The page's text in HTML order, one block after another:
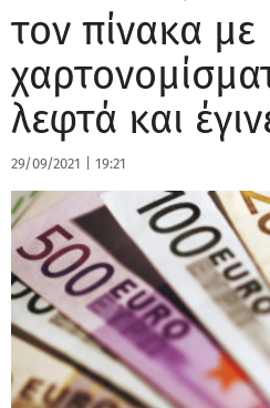
τον πίνακα με
λεφτά και
29/09/2021 19:21